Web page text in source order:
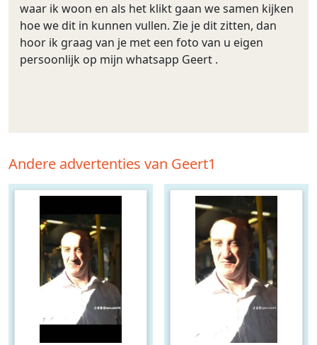
waar ik woon en als het klikt gaan we samen kijken
hoe we dit in kunnen vullen. Zie je dit zitten, dan
hoor ik graag van je met een foto van u eigen
persoonlijk op mijn whatsapp Geert .
Andere advertenties van Geert1